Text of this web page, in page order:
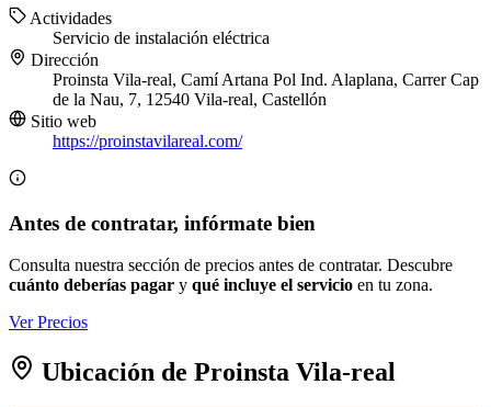
Actividades
Servicio de instalación eléctrica
Dirección
Proinsta Vila-real, Camí Artana Pol Ind. Alaplana, Carrer Cap
de la Nau, 7, 12540 Vila-real, Castellón
Sitio web
https://proinstavilareal.com/
Antes de contratar, infórmate bien
Consulta nuestra sección de precios antes de contratar. Descubre
cuánto deberías pagar y qué incluye el servicio en tu zona.
Ver Precios
Ubicación de Proinsta Vila-real